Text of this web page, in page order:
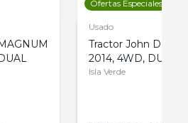
Ofertas Especiales
Usado
Tractor John Deere
2014, 4WD, DUAL
Isla Verde